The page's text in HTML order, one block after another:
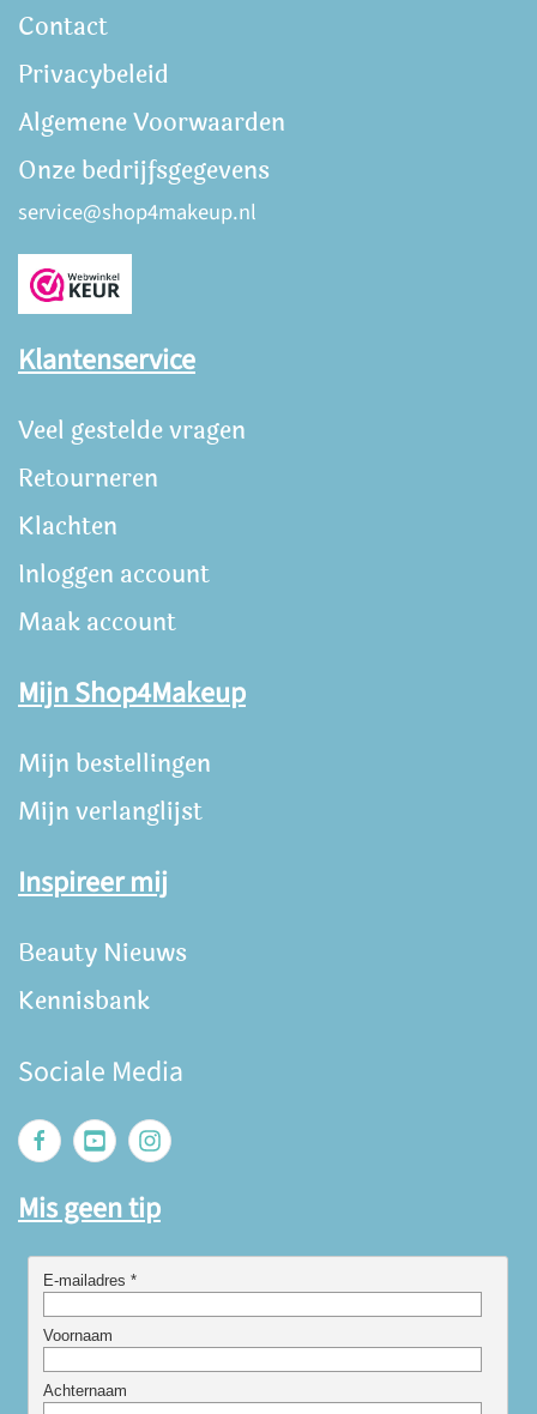
Contact
Privacybeleid
Algemene Voorwaarden
Onze bedrijfsgegevens
service@shop4makeup.nl
Klantenservice
Veel gestelde vragen
Retourneren
Klachten
Inloggen account
Maak account
Mijn Shop4Makeup
Mijn bestellingen
Mijn verlanglijst
Inspireer mij
Beauty Nieuws
Kennisbank
Sociale Media
Mis geen tip